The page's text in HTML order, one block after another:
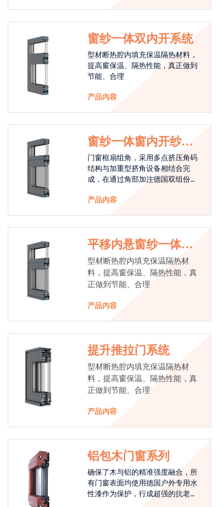
窗纱一体双内开系统
型材断热腔内填充保温隔热材料，
提高窗保温、隔热性能，真正做到
节能、合理
产品内容
窗纱一体窗内开纱外
开系统
门窗框扇组角，采用多点挤压角码
结构与加重型挤角设备相结合完
成，在通过角部加注德国双组份胶
强度，促使窗使用寿命提升5-10
产品内容
平移内悬窗纱一体系
统
型材断热腔内填充保温隔热材
料，提高窗保温、隔热性能，真
正做到节能、合理
产品内容
提升推拉门系统
型材断热腔内填充保温隔热材
料，提高窗保温、隔热性能，真
正做到节能、合理
产品内容
铝包木门窗系列
确保了木与铝的精准强度融合，所
有门窗表面均使用德国户外专用水
性漆作为保护，行成超强的抗老化